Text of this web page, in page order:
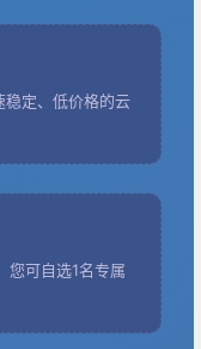
稳定、低价格的云
您可自选1名专属